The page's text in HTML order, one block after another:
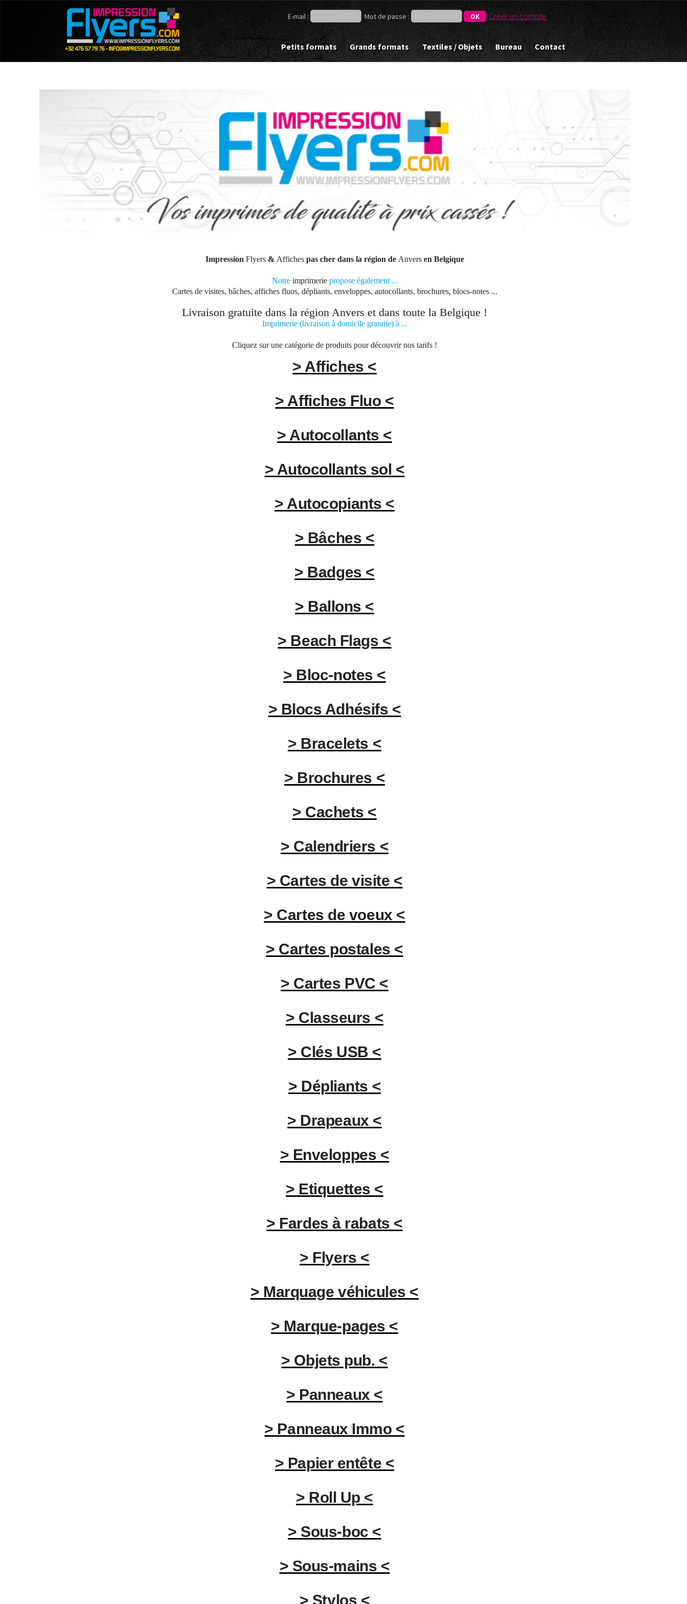
E-mail : Mot de passe : Créer un compte
Petits formats Grands formats Textiles / Objets Bureau Contact
Impression Flyers& Affichespas cher dans la région de Anversen Belgique
Notre imprimeriepropose également ...
Cartes de visites, bâches, affiches fluos, dépliants, enveloppes, autocollants, brochures, blocs-notes ...
Livraison gratuite dans la région Anvers et dans toute la Belgique !
Imprimerie (livraison à domicile gratuite) à ...
Cliquez sur une catégorie de produits pour découvrir nos tarifs !
> Affiches <
> Affiches Fluo <
> Autocollants <
> Autocollants sol <
> Autocopiants <
> Bâches <
> Badges <
> Ballons <
> Beach Flags <
> Bloc-notes <
> Blocs Adhésifs <
> Bracelets <
> Brochures <
> Cachets <
> Calendriers <
> Cartes de visite <
> Cartes de voeux <
> Cartes postales <
> Cartes PVC <
> Classeurs <
> Clés USB <
> Dépliants <
> Drapeaux <
> Enveloppes <
> Etiquettes <
> Fardes à rabats <
> Flyers <
> Marquage véhicules <
> Marque-pages <
> Objets pub. <
> Panneaux <
> Panneaux Immo <
> Papier entête <
> Roll Up <
> Sous-boc <
> Sous-mains <
> Stylos <